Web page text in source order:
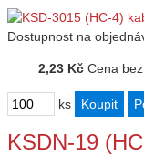
Dostupnost na
2,23 Kč Cena
ks
KSDN-19